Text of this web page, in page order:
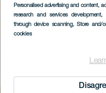
Personalised advertising and content,
research and services development,
through device scanning, Store and/
cookies